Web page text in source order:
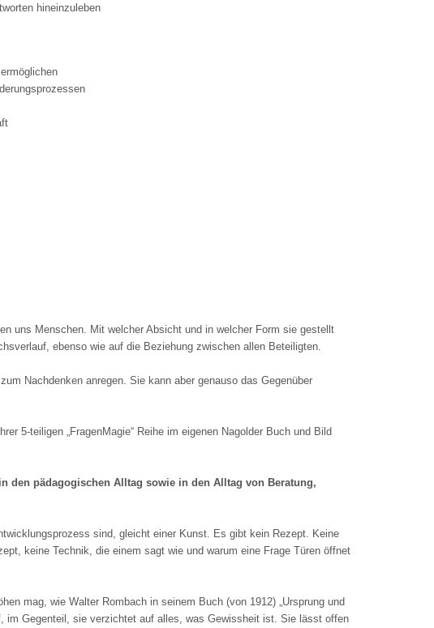
hineinzuleben
uns Menschen. Mit welcher Absicht und in welcher Form sie gestellt
ebenso wie auf die Beziehung zwischen allen Beteiligten.
Nachdenken anregen. Sie kann aber genauso das Gegenüber
5-teiligen „FragenMagie“ Reihe im eigenen Nagolder Buch und Bild
den pädagogischen Alltag sowie in den Alltag von Beratung,
sind, gleicht einer Kunst. Es gibt kein Rezept. Keine
keine Technik, die einem sagt wie und warum eine Frage Türen öffnet
mag, wie Walter Rombach in seinem Buch (von 1912) „Ursprung und
im Gegenteil, sie verzichtet auf alles, was Gewissheit ist. Sie lässt offen